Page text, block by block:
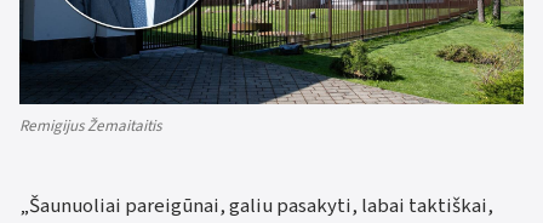
Remigijus Žemaitaitis
„Šaunuoliai pareigūnai, galiu pasakyti, labai taktiškai,